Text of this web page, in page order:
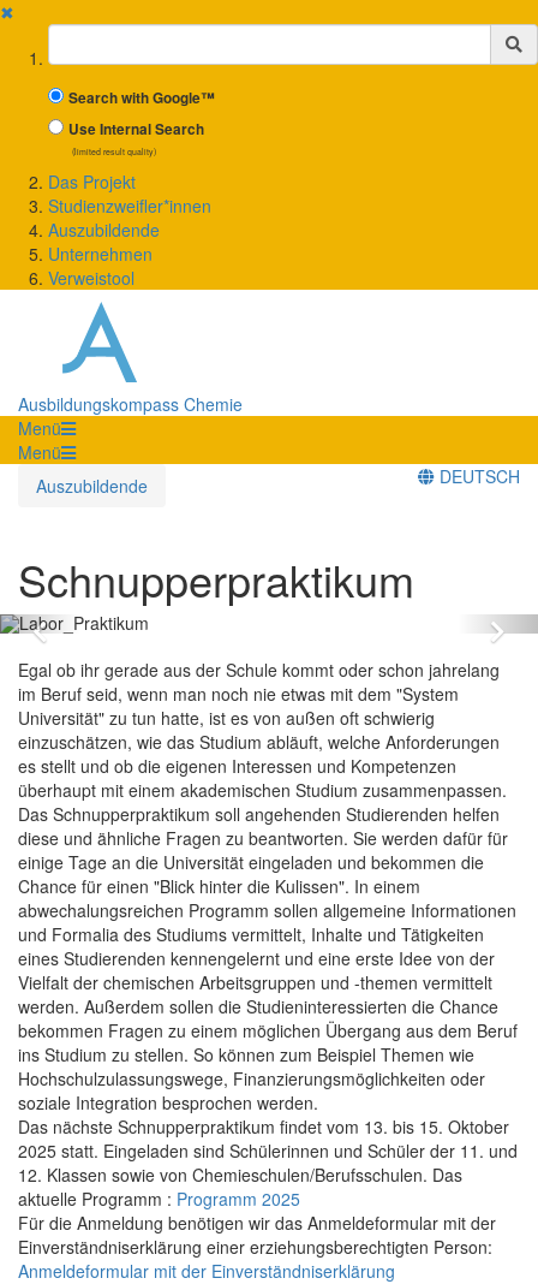
✖
Suchbegriff
Search with Google™
Use Internal Search
(limited result quality)
Das Projekt
Studienzweifler*innen
Auszubildende
Unternehmen
Verweistool
Ausbildungskompass Chemie
Menü
Menü
Auszubildende
DEUTSCH
Schnupperpraktikum
Zurück
Egal ob ihr gerade aus der Schule kommt oder schon jahrelang
im Beruf seid, wenn man noch nie etwas mit dem "System
Universität" zu tun hatte, ist es von außen oft schwierig
einzuschätzen, wie das Studium abläuft, welche Anforderungen
es stellt und ob die eigenen Interessen und Kompetenzen
überhaupt mit einem akademischen Studium zusammenpassen.
Das Schnupperpraktikum soll angehenden Studierenden helfen
diese und ähnliche Fragen zu beantworten. Sie werden dafür für
einige Tage an die Universität eingeladen und bekommen die
Chance für einen "Blick hinter die Kulissen". In einem
abwechalungsreichen Programm sollen allgemeine Informationen
und Formalia des Studiums vermittelt, Inhalte und Tätigkeiten
eines Studierenden kennengelernt und eine erste Idee von der
Vielfalt der chemischen Arbeitsgruppen und -themen vermittelt
werden. Außerdem sollen die Studieninteressierten die Chance
bekommen Fragen zu einem möglichen Übergang aus dem Beruf
ins Studium zu stellen. So können zum Beispiel Themen wie
Hochschulzulassungswege, Finanzierungsmöglichkeiten oder
soziale Integration besprochen werden.
Das nächste Schnupperpraktikum findet vom 13. bis 15. Oktober
2025 statt. Eingeladen sind Schülerinnen und Schüler der 11. und
12. Klassen sowie von Chemieschulen/Berufsschulen. Das
aktuelle Programm : Programm 2025
Für die Anmeldung benötigen wir das Anmeldeformular mit der
Einverständniserklärung einer erziehungsberechtigten Person:
Anmeldeformular mit der Einverständniserklärung